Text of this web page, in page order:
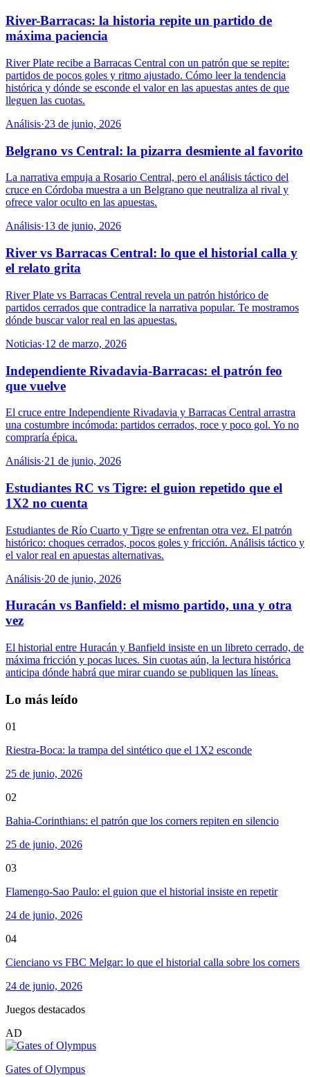
River-Barracas: la historia repite un partido de
máxima paciencia
River Plate recibe a Barracas Central con un patrón que se repite:
partidos de pocos goles y ritmo ajustado. Cómo leer la tendencia
histórica y dónde se esconde el valor en las apuestas antes de que
lleguen las cuotas.
Análisis·23 de junio, 2026
Belgrano vs Central: la pizarra desmiente al favorito
La narrativa empuja a Rosario Central, pero el análisis táctico del
cruce en Córdoba muestra a un Belgrano que neutraliza al rival y
ofrece valor oculto en las apuestas.
Análisis·13 de junio, 2026
River vs Barracas Central: lo que el historial calla y
el relato grita
River Plate vs Barracas Central revela un patrón histórico de
partidos cerrados que contradice la narrativa popular. Te mostramos
dónde buscar valor real en las apuestas.
Noticias·12 de marzo, 2026
Independiente Rivadavia-Barracas: el patrón feo
que vuelve
El cruce entre Independiente Rivadavia y Barracas Central arrastra
una costumbre incómoda: partidos cerrados, roce y poco gol. Yo no
compraría épica.
Análisis·21 de junio, 2026
Estudiantes RC vs Tigre: el guion repetido que el
1X2 no cuenta
Estudiantes de Río Cuarto y Tigre se enfrentan otra vez. El patrón
histórico: choques cerrados, pocos goles y fricción. Análisis táctico y
el valor real en apuestas alternativas.
Análisis·20 de junio, 2026
Huracán vs Banfield: el mismo partido, una y otra
vez
El historial entre Huracán y Banfield insiste en un libreto cerrado, de
máxima fricción y pocas luces. Sin cuotas aún, la lectura histórica
anticipa dónde habrá que mirar cuando se publiquen las líneas.
Lo más leído
01
Riestra-Boca: la trampa del sintético que el 1X2 esconde
25 de junio, 2026
02
Bahia-Corinthians: el patrón que los corners repiten en silencio
25 de junio, 2026
03
Flamengo-Sao Paulo: el guion que el historial insiste en repetir
24 de junio, 2026
04
Cienciano vs FBC Melgar: lo que el historial calla sobre los corners
24 de junio, 2026
Juegos destacados
AD
Gates of Olympus